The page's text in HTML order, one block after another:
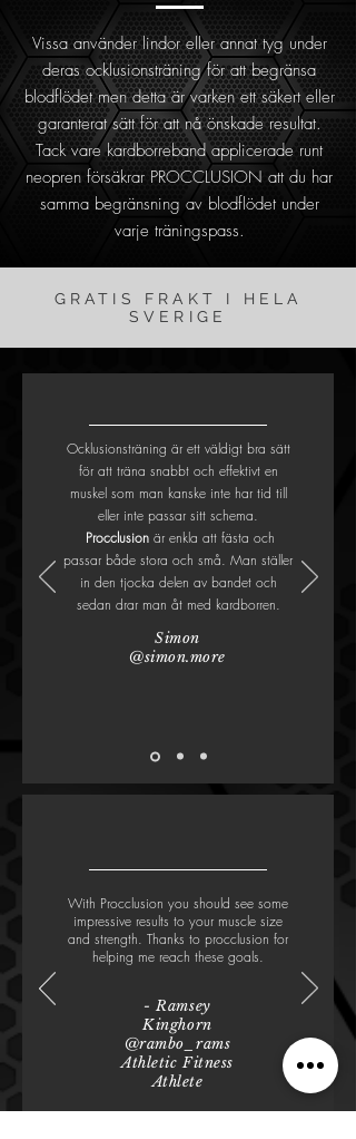
Vissa använder lindor eller annat tyg under
deras ocklusionsträning för att begränsa
blodflödet men detta är varken ett säkert eller
garanterat sätt för att nå önskade resultat.
Tack vare kardborreband applicerade runt
neopren försäkrar PROCCLUSION att du har
samma begränsning av blodflödet under
varje träningspass.
Ocklusionsträning är ett väldigt bra sätt
för att träna snabbt och effektivt en
muskel som man kanske inte har tid till
eller inte passar sitt schema.
Procclusion är enkla att fästa och
passar både stora och små. Man ställer
in den tjocka delen av bandet och
sedan drar man åt med kardborren.
Simon
@simon.more
With Procclusion you should see some
impressive results to your muscle size
and strength. Thanks to procclusion for
helping me reach these goals.
- Ramsey
Kinghorn
@rambo_rams
Athletic Fitness
Athlete
GRATIS FRAKT I HELA
SVERIGE